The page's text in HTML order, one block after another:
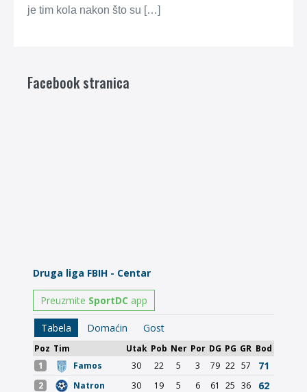
je tim kola nakon što su […]
Facebook stranica